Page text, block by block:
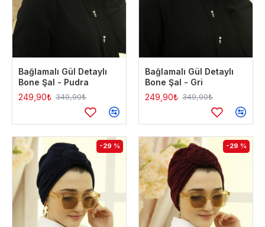
Bağlamalı Gül Detaylı
Bone Şal - Pudra
249,90₺ 349,90₺
Bağlamalı Gül Detaylı
Bone Şal - Gri
249,90₺ 349,90₺
-29 % -29 %